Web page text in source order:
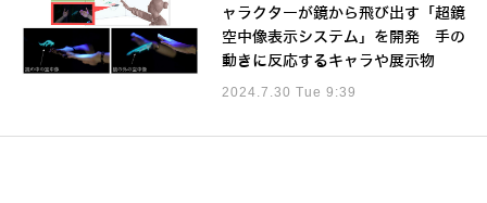
ャラクターが鏡から飛び出す「超鏡
空中像表示システム」を開発 手の
動きに反応するキャラや展示物
2024.7.30 Tue 9:39